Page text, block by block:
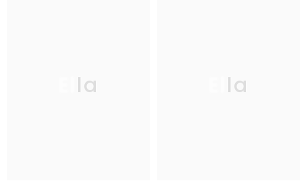
Ella Ella